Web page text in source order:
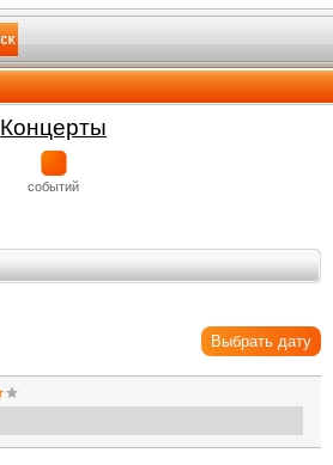
Концерты
событий
Выбрать дату